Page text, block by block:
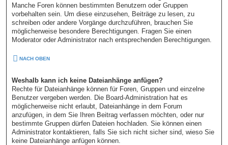
Manche Foren können bestimmten Benutzern oder Gruppen
vorbehalten sein. Um diese einzusehen, Beiträge zu lesen, zu
schreiben oder andere Vorgänge durchzuführen, brauchen Sie
möglicherweise besondere Berechtigungen. Fragen Sie einen
Moderator oder Administrator nach entsprechenden Berechtigungen.
NACH OBEN
Weshalb kann ich keine Dateianhänge anfügen?
Rechte für Dateianhänge können für Foren, Gruppen und einzelne
Benutzer vergeben werden. Die Board-Administration hat es
möglicherweise nicht erlaubt, Dateianhänge in dem Forum
anzufügen, in dem Sie Ihren Beitrag verfassen möchten, oder nur
bestimmte Gruppen dürfen Dateien hochladen. Sie können einen
Administrator kontaktieren, falls Sie sich nicht sicher sind, wieso Sie
keine Dateianhänge anfügen können.